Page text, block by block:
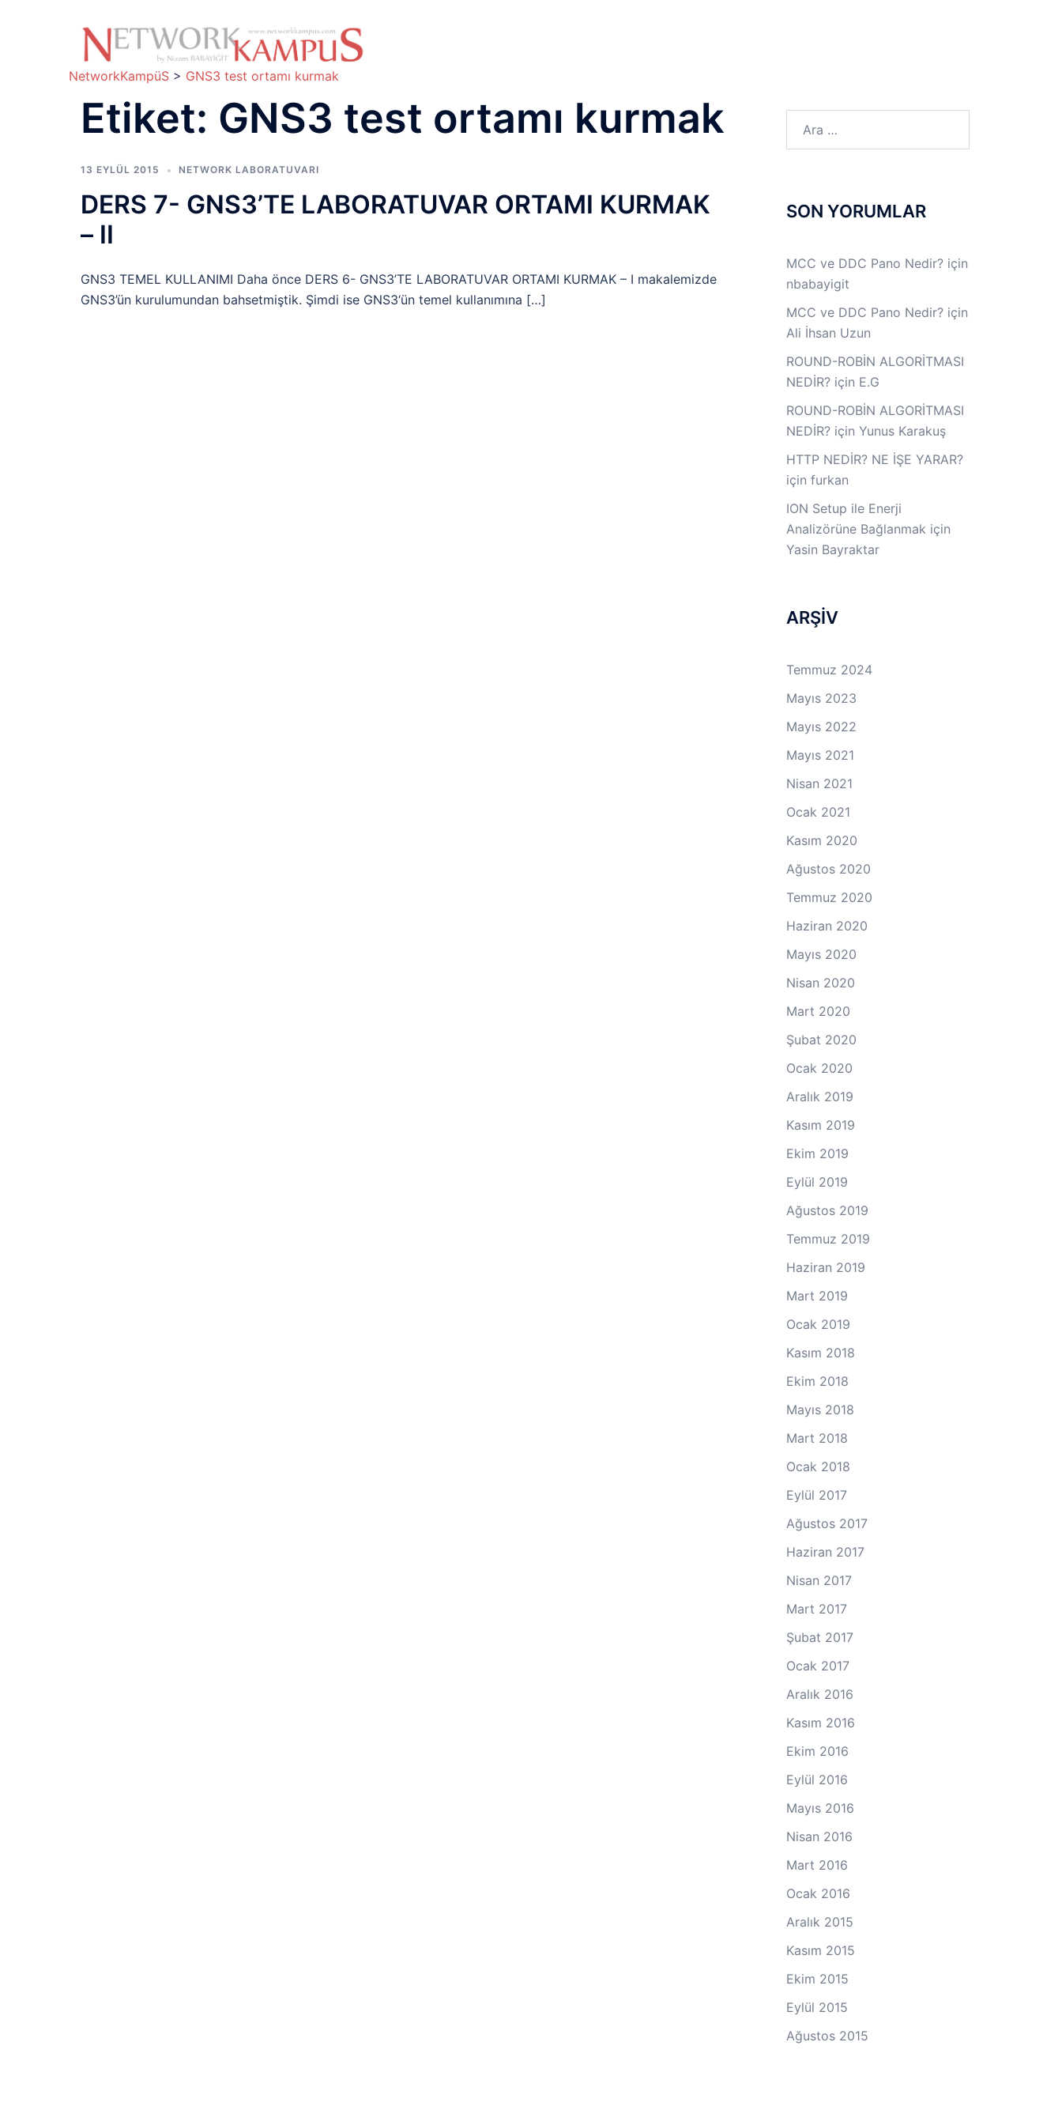
NetworkKampüS > GNS3 test ortamı kurmak
Etiket: GNS3 test ortamı kurmak
13 EYLÜL 2015 NETWORK LABORATUVARI
DERS 7- GNS3’TE LABORATUVAR ORTAMI KURMAK
– II
GNS3 TEMEL KULLANIMI Daha önce DERS 6- GNS3’TE LABORATUVAR ORTAMI KURMAK – I makalemizde
GNS3’ün kurulumundan bahsetmiştik. Şimdi ise GNS3‘ün temel kullanımına […]
SON YORUMLAR
MCC ve DDC Pano Nedir?için
nbabayigit
MCC ve DDC Pano Nedir?için
Ali İhsan Uzun
ROUND-ROBİN ALGORİTMASI
NEDİR?için E.G
ROUND-ROBİN ALGORİTMASI
NEDİR?için Yunus Karakuş
HTTP NEDİR? NE İŞE YARAR?
için furkan
ION Setup ile Enerji
Analizörüne Bağlanmak için
Yasin Bayraktar
ARŞİV
Temmuz 2024
Mayıs 2023
Mayıs 2022
Mayıs 2021
Nisan 2021
Ocak 2021
Kasım 2020
Ağustos 2020
Temmuz 2020
Haziran 2020
Mayıs 2020
Nisan 2020
Mart 2020
Şubat 2020
Ocak 2020
Aralık 2019
Kasım 2019
Ekim 2019
Eylül 2019
Ağustos 2019
Temmuz 2019
Haziran 2019
Mart 2019
Ocak 2019
Kasım 2018
Ekim 2018
Mayıs 2018
Mart 2018
Ocak 2018
Eylül 2017
Ağustos 2017
Haziran 2017
Nisan 2017
Mart 2017
Şubat 2017
Ocak 2017
Aralık 2016
Kasım 2016
Ekim 2016
Eylül 2016
Mayıs 2016
Nisan 2016
Mart 2016
Ocak 2016
Aralık 2015
Kasım 2015
Ekim 2015
Eylül 2015
Ağustos 2015